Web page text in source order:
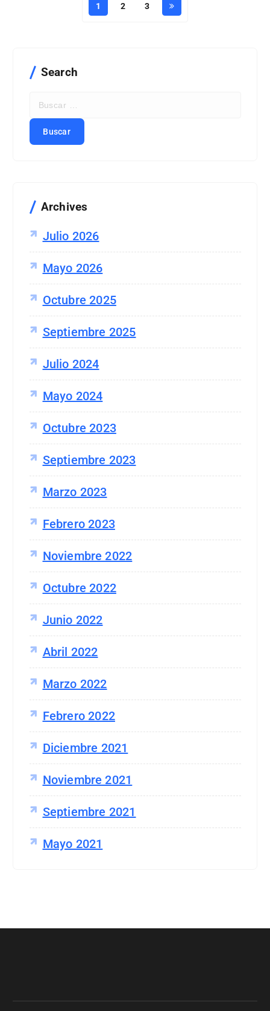
1 2 3
Search
u
s
:
Archives
Julio 2026
Mayo 2026
Octubre 2025
Septiembre 2025
Julio 2024
Mayo 2024
Octubre 2023
Septiembre 2023
Marzo 2023
Febrero 2023
Noviembre 2022
Octubre 2022
Junio 2022
Abril 2022
Marzo 2022
Febrero 2022
Diciembre 2021
Noviembre 2021
Septiembre 2021
Mayo 2021